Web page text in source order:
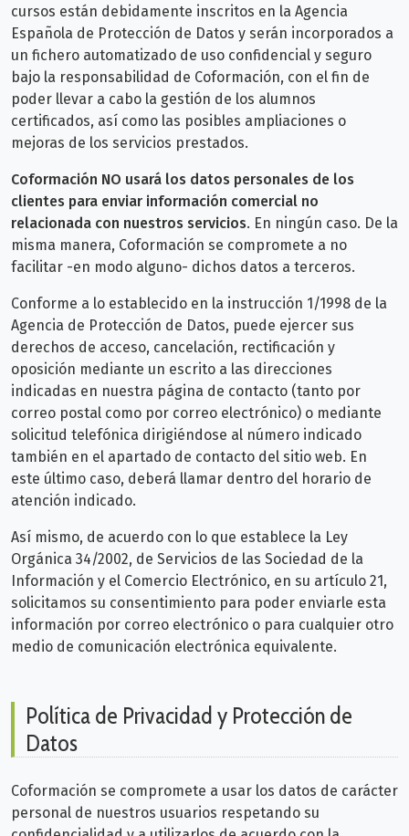
cursos están debidamente inscritos en la Agencia
Española de Protección de Datos y serán incorporados a
un fichero automatizado de uso confidencial y seguro
bajo la responsabilidad de Coformación, con el fin de
poder llevar a cabo la gestión de los alumnos
certificados, así como las posibles ampliaciones o
mejoras de los servicios prestados.
Coformación NO usará los datos personales de los
clientes para enviar información comercial no
relacionada con nuestros servicios. En ningún caso. De la
misma manera, Coformación se compromete a no
facilitar -en modo alguno- dichos datos a terceros.
Conforme a lo establecido en la instrucción 1/1998 de la
Agencia de Protección de Datos, puede ejercer sus
derechos de acceso, cancelación, rectificación y
oposición mediante un escrito a las direcciones
indicadas en nuestra página de contacto (tanto por
correo postal como por correo electrónico) o mediante
solicitud telefónica dirigiéndose al número indicado
también en el apartado de contacto del sitio web. En
este último caso, deberá llamar dentro del horario de
atención indicado.
Así mismo, de acuerdo con lo que establece la Ley
Orgánica 34/2002, de Servicios de las Sociedad de la
Información y el Comercio Electrónico, en su artículo 21,
solicitamos su consentimiento para poder enviarle esta
información por correo electrónico o para cualquier otro
medio de comunicación electrónica equivalente.
Política de Privacidad y Protección de
Datos
Coformación se compromete a usar los datos de carácter
personal de nuestros usuarios respetando su